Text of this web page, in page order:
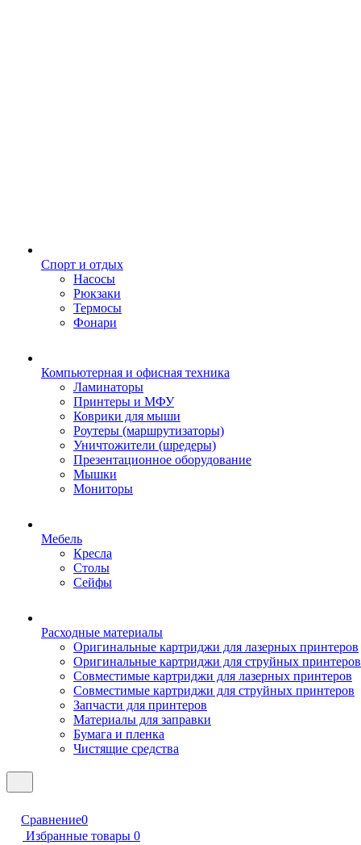
Спорт и отдых
Насосы
Рюкзаки
Термосы
Фонари
Компьютерная и офисная техника
Ламинаторы
Принтеры и МФУ
Коврики для мыши
Роутеры (маршрутизаторы)
Уничтожители (шредеры)
Презентационное оборудование
Мышки
Мониторы
Мебель
Кресла
Столы
Сейфы
Расходные материалы
Оригинальные картриджи для лазерных принтеров
Оригинальные картриджи для струйных принтеров
Совместимые картриджи для лазерных принтеров
Совместимые картриджи для струйных принтеров
Запчасти для принтеров
Материалы для заправки
Бумага и пленка
Чистящие средства
Сравнение0
Избранные товары 0